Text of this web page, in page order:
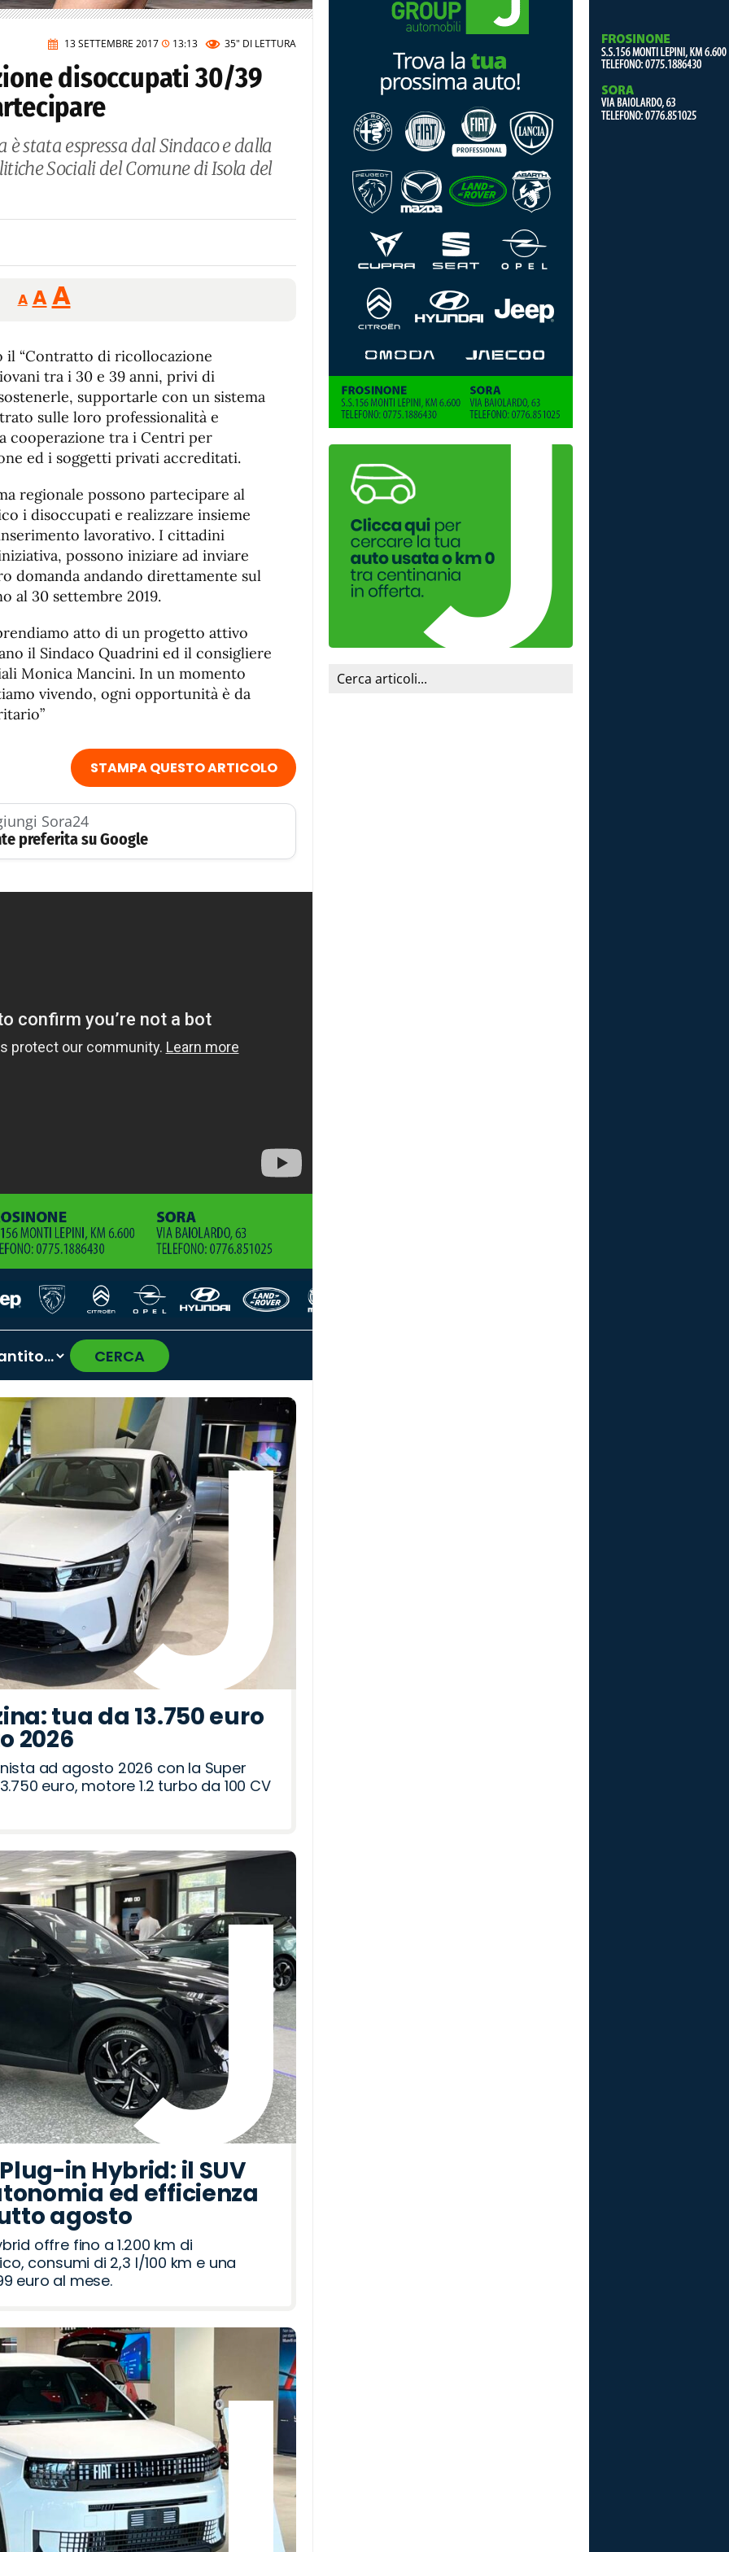
13 SETTEMBRE 2017 13:13 35" DI LETTURA
disoccupati 30/39
stata espressa dal Sindaco e dalla
Sociali del Comune di Isola del
A
Reducir
tamaño
A Restablecer
tamaño
de
fuente
AAumentar
de
fuente.
il “Contratto di ricollocazione
tra i 30 e 39 anni, privi di
supportarle con un sistema
sulle loro professionalità e
cooperazione tra i Centri per
ed i soggetti privati accreditati.
regionale possono partecipare al
i disoccupati e realizzare insieme
lavorativo. I cittadini
possono iniziare ad inviare
domanda andando direttamente sul
al 30 settembre 2019.
atto di un progetto attivo
il Sindaco Quadrini ed il consigliere
Monica Mancini. In un momento
vivendo, ogni opportunità è da
STAMPA QUESTO ARTICOLO
Sora24
preferita su Google
CERCA
›
tua da 13.750 euro
2026
ad agosto 2026 con la Super
euro, motore 1.2 turbo da 100 CV
in Hybrid: il SUV
ed efficienza
agosto
offre fino a 1.200 km di
consumi di 2,3 l/100 km e una
euro al mese.